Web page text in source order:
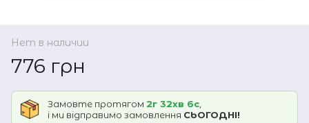
Нет в наличии
776 грн
Замовте протягом 2г 32хв 6с
і ми відправимо замовлення СЬОГОДНІ!